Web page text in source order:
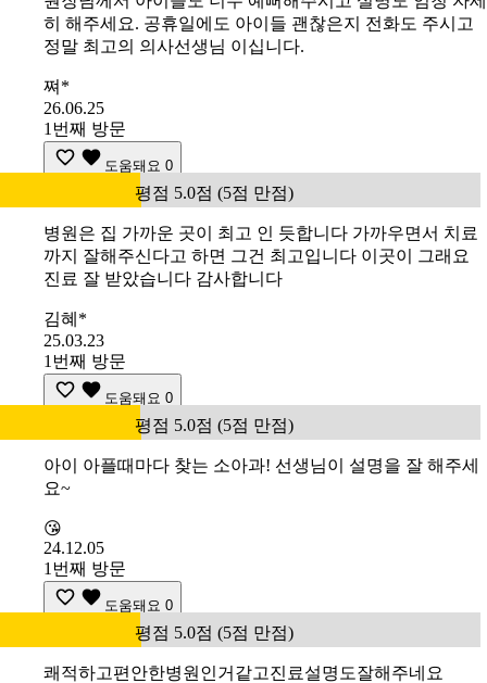
히 해주세요. 공휴일에도 아이들 괜찮은지 전화도 주시고
정말 최고의 의사선생님 이십니다.
쪄*
26.06.25
1번째 방문
도움돼요 0
평점 5.0점 (5점 만점)
병원은 집 가까운 곳이 최고 인 듯합니다 가까우면서 치료
까지 잘해주신다고 하면 그건 최고입니다 이곳이 그래요
진료 잘 받았습니다 감사합니다
김혜*
25.03.23
1번째 방문
도움돼요 0
평점 5.0점 (5점 만점)
아이 아플때마다 찾는 소아과! 선생님이 설명을 잘 해주세
요~
😘
24.12.05
1번째 방문
도움돼요 0
평점 5.0점 (5점 만점)
쾌적하고편안한병원인거같고진료설명도잘해주네요